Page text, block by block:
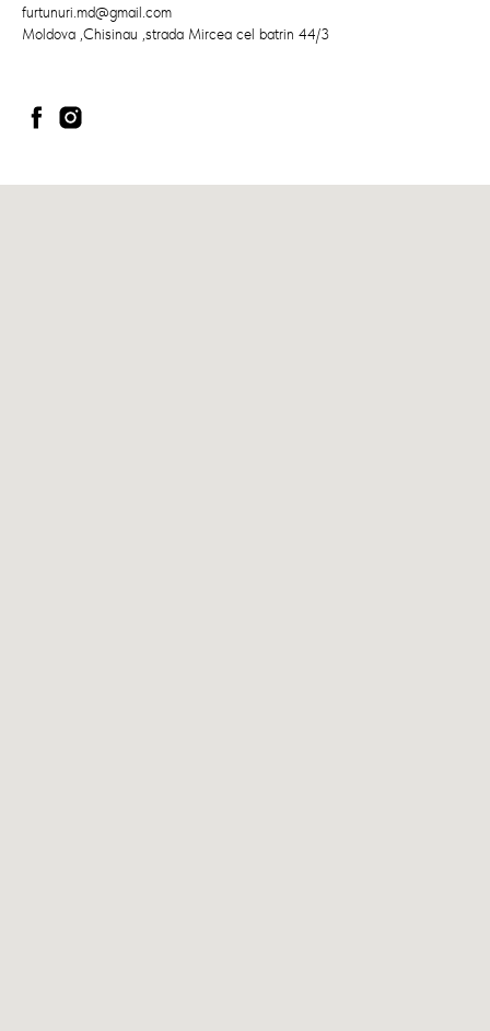
furtunuri.md@gmail.com
Moldova ,Chisinau ,strada Mircea cel batrin 44/3